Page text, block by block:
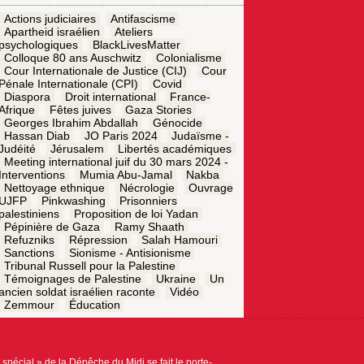
Actions judiciaires
Antifascisme
Apartheid israélien
Ateliers
psychologiques
BlackLivesMatter
Colloque 80 ans Auschwitz
Colonialisme
Cour Internationale de Justice (CIJ)
Cour
Pénale Internationale (CPI)
Covid
Diaspora
Droit international
France-
Fêtes juives
Gaza Stories
Georges Ibrahim Abdallah
Génocide
Hassan Diab
JO Paris 2024
Judaïsme -
Jérusalem
Libertés académiques
Meeting international juif du 30 mars 2024 -
Interventions
Mumia Abu-Jamal
Nakba
Nettoyage ethnique
Nécrologie
Ouvrage
UJFP
Pinkwashing
Prisonniers
palestiniens
Proposition de loi Yadan
Pépinière de Gaza
Ramy Shaath
Refuzniks
Répression
Salah Hamouri
Sanctions
Sionisme - Antisionisme
Tribunal Russell pour la Palestine
Témoignages de Palestine
Ukraine
Un
soldat israélien raconte
Vidéo
Zemmour
Éducation